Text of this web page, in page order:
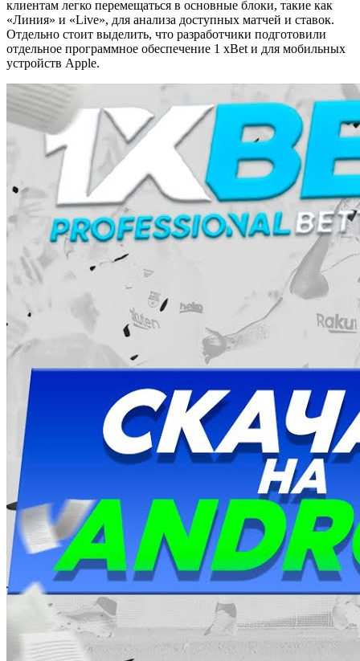
клиентам легко перемещаться в основные блоки, такие как
«Линия» и «Live», для анализа доступных матчей и ставок.
Отдельно стоит выделить, что разработчики подготовили
отдельное программное обеспечение 1 xBet и для мобильных
устройств Apple.